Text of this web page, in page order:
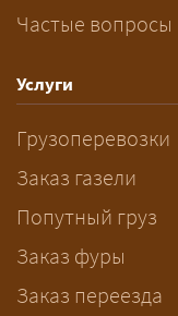
—
рабочих
Частые вопросы
Услуги
Грузоперевозки
Заказ газели
Попутный груз
Заказ фуры
Заказ переезда